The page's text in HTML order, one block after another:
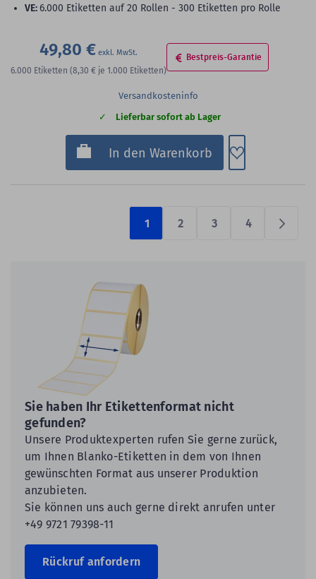
VE:6.000 Etiketten auf 20 Rollen - 300 Etiketten pro Rolle
49,80 €
6.000 Etiketten (8,30 € je 1.000 Etiketten)
Bestpreis-Garantie
Versandkosteninfo
Lieferbar sofort ab Lager
In den Warenkorb Zum
1 2 3 4
Sie haben Ihr Etikettenformat nicht
gefunden?
Unsere Produktexperten rufen Sie gerne zurück,
um Ihnen Blanko-Etiketten in dem von Ihnen
gewünschten Format aus unserer Produktion
anzubieten.
Sie können uns auch gerne direkt anrufen unter
+49 9721 79398-11
Rückruf anfordern